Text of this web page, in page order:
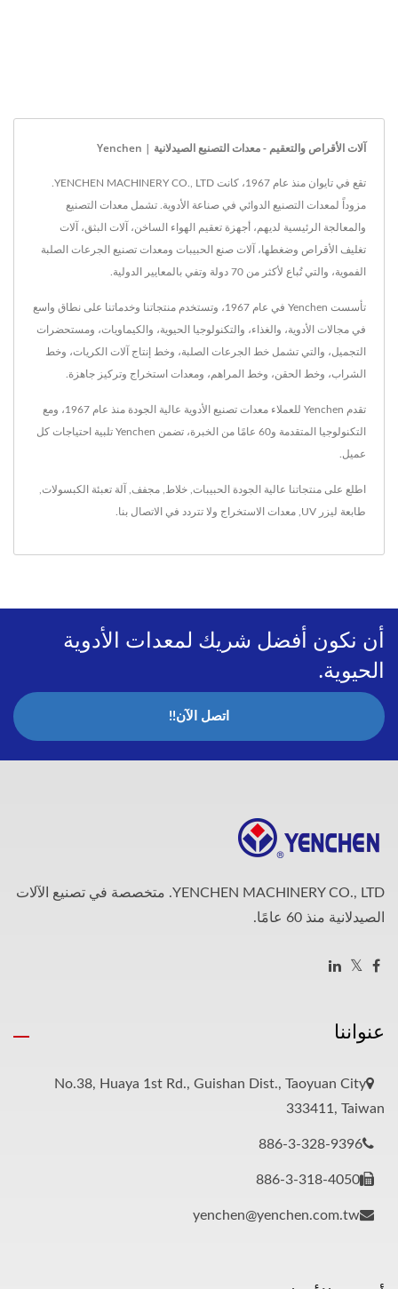
آلات الأقراص والتعقيم - معدات التصنيع الصيدلانية | Yenchen
مزوداً لمعدات التصنيع الدوائي في صناعة الأدوية. تشمل معدات التصنيع
والمعالجة الرئيسية لديهم، أجهزة تعقيم الهواء الساخن، آلات البثق، آلات
تغليف الأقراص وضغطها، آلات صنع الحبيبات ومعدات تصنيع الجرعات الصلبة
الفموية، والتي تُباع لأكثر من 70 دولة وتفي بالمعايير الدولية.
تأسست Yenchen في عام 1967، وتستخدم منتجاتنا وخدماتنا على نطاق واسع
في مجالات الأدوية، والغذاء، والتكنولوجيا الحيوية، والكيماويات، ومستحضرات
التجميل، والتي تشمل خط الجرعات الصلبة، وخط إنتاج آلات الكريات، وخط
الشراب، وخط الحقن، وخط المراهم، ومعدات استخراج وتركيز جاهزة.
تقدم Yenchen للعملاء معدات تصنيع الأدوية عالية الجودة منذ عام 1967، ومع
التكنولوجيا المتقدمة و60 عامًا من الخبرة، تضمن Yenchen تلبية احتياجات كل
عميل.
اطلع على منتجاتنا عالية الجودة الحبيبات خلاط مجفف آلة تعبئة الكبسولات
طابعة ليزر UV معدات الاستخراج ولا تتردد في الاتصال بنا
أن نكون أفضل شريك لمعدات الأدوية
الحيوية.
اتصل الآن!!
YENCHEN MACHINERY CO., LTD. متخصصة في تصنيع الآلات
الصيدلانية منذ 60 عامًا.
عنواننا
No.38, Huaya 1st Rd., Guishan Dist., Taoyuan City
333411, Taiwan
886-3-328-9396
886-3-318-4050
yenchen@yenchen.com.tw